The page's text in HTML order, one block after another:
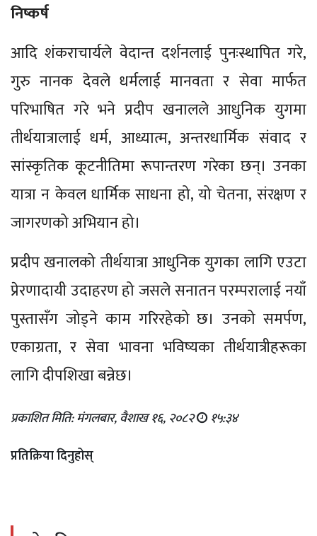
निष्कर्ष
आदि शंकराचार्यले वेदान्त दर्शनलाई पुनःस्थापित गरे,
गुरु नानक देवले धर्मलाई मानवता र सेवा मार्फत
परिभाषित गरे भने प्रदीप खनालले आधुनिक युगमा
तीर्थयात्रालाई धर्म, आध्यात्म, अन्तरधार्मिक संवाद र
सांस्कृतिक कूटनीतिमा रूपान्तरण गरेका छन्। उनका
यात्रा न केवल धार्मिक साधना हो, यो चेतना, संरक्षण र
जागरणको अभियान हो।
प्रदीप खनालको तीर्थयात्रा आधुनिक युगका लागि एउटा
प्रेरणादायी उदाहरण हो जसले सनातन परम्परालाई नयाँ
पुस्तासँग जोड्ने काम गरिरहेको छ। उनको समर्पण,
एकाग्रता, र सेवा भावना भविष्यका तीर्थयात्रीहरूका
लागि दीपशिखा बन्नेछ।
प्रकाशित मिति: मंगलबार, वैशाख १६, २०८२ १५:३४
प्रतिक्रिया दिनुहोस्